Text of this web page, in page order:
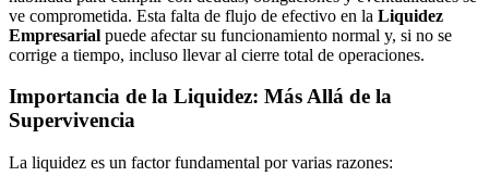
ve comprometida. Esta falta de flujo de efectivo en la Liquidez
Empresarial puede afectar su funcionamiento normal y, si no se
corrige a tiempo, incluso llevar al cierre total de operaciones.
Importancia de la Liquidez: Más Allá de la
Supervivencia
La liquidez es un factor fundamental por varias razones: